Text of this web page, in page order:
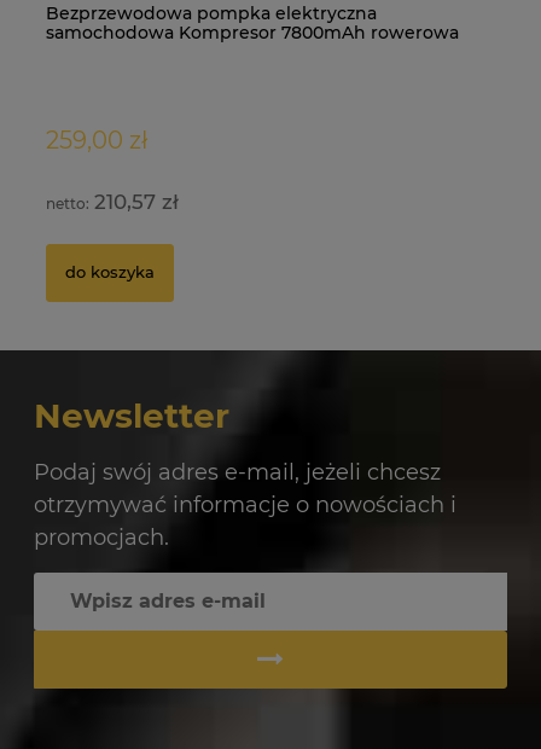
Bezprzewodowa pompka elektryczna
samochodowa Kompresor 7800mAh rowerowa
259,00 zł
210,57 zł
do koszyka
MW 10x2 N38 - magnes neodymowy
0,67 zł
0,54 zł
Newsletter
Podaj swój adres e-mail, jeżeli chcesz
otrzymywać informacje o nowościach i
promocjach.